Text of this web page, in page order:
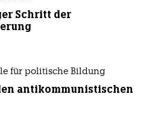
Schritt der
für politische Bildung
antikommunistischen